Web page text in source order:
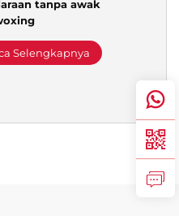
tanpa awak
Selengkapnya